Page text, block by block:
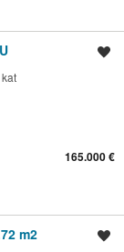
165.000 €
m2